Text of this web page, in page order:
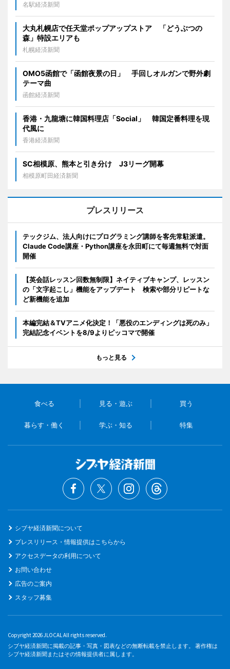
名駅経済新聞
大丸札幌店で任天堂ポップアップストア 「どうぶつの
森」特設エリアも
札幌経済新聞
OMO5函館で「函館夜景の日」 手回しオルガンで野外劇
テーマ曲
函館経済新聞
香港・九龍塘に韓国料理店「Social」 韓国定番料理を現
代風に
香港経済新聞
SC相模原、熊本と引き分け J3リーグ開幕
相模原町田経済新聞
プレスリリース
テックジム、法人向けにプログラミング講師を客先常駐派遣。
Claude Code講座・Python講座を永田町にて毎週無料で対面
開催
【英会話レッスン回数無制限】ネイティブキャンプ、レッスン
の「文字起こし」機能をアップデート 検索や部分リピートな
ど新機能を追加
本編完結＆TVアニメ化決定！「悪役のエンディングは死のみ」
完結記念イベントを8/9よりピッコマで開催
もっと見る
食べる 見る・遊ぶ 買う
暮らす・働く 学ぶ・知る 特集
シブヤ経済新聞について
プレスリリース・情報提供はこちらから
アクセスデータの利用について
お問い合わせ
広告のご案内
スタッフ募集
Copyright 2026 JLOCAL All rights reserved.
シブヤ経済新聞に掲載の記事・写真・図表などの無断転載を禁止します。 著作権は
シブヤ経済新聞またはその情報提供者に属します。